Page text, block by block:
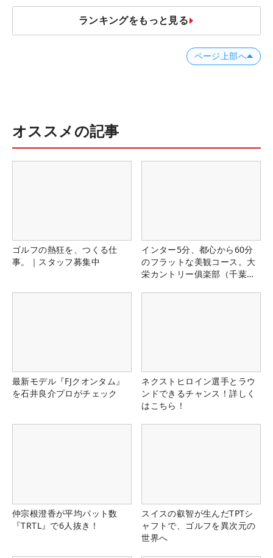
ランキングをもっと見る
ページ上部へ
オススメの記事
ゴルフの熱狂を、つくる仕
事。｜スタッフ募集中
インター5分、都心から60分
のフラットな美観コース。大
栄カントリー俱楽部（千葉
最新モデル『FJクオンタム』
を石井良介プロがチェック
ネクストヒロイン選手とラウ
ンドできるチャンス！詳しく
はこちら！
仲宗根澄香が平均パット数
『TRTL』で6人抜き！
スイスの叡智が生んだTPTシ
ャフトで、ゴルフを異次元の
世界へ